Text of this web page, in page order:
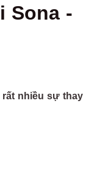
Sona -
rất nhiều sự thay